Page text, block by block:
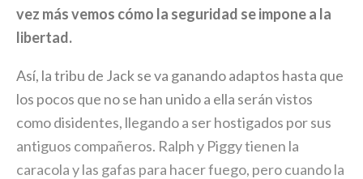
vez más vemos cómo la seguridad se impone a la
libertad.
Así, la tribu de Jack se va ganando adaptos hasta que
los pocos que no se han unido a ella serán vistos
como disidentes, llegando a ser hostigados por sus
antiguos compañeros. Ralph y Piggy tienen la
caracola y las gafas para hacer fuego, pero cuando la